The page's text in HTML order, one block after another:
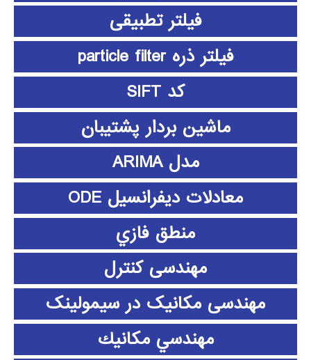
فیلتر تطبیقی
فیلتر ذره particle filter
کد SIFT
ماشین بردار پشتیبان
مدل ARIMA
معادلات دیفرانسیل ODE
منطق فازي
مهندسی کنترل
مهندسی مکانیک در سیمولینک
مهندسي مكانيك